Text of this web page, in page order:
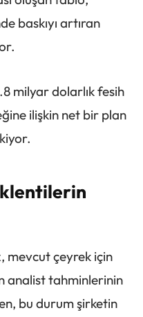
baskıyı artıran
milyar dolarlık fesih
ilişkin net bir plan
mevcut çeyrek için
analist tahminlerinin
bu durum şirketin